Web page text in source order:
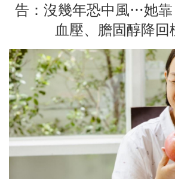
告：沒幾年恐中風…她靠
血壓、膽固醇降回